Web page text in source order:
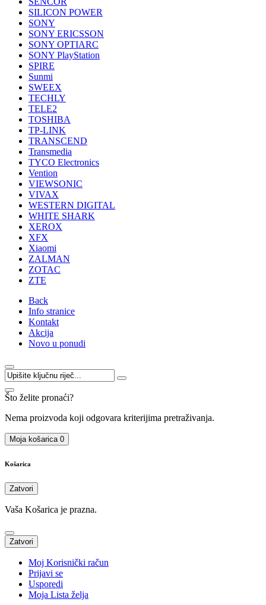
SILICON POWER
SONY
SONY ERICSSON
SONY OPTIARC
SONY PlayStation
SPIRE
Sunmi
SWEEX
TECHLY
TELE2
TOSHIBA
TP-LINK
TRANSCEND
Transmedia
TYCO Electronics
Vention
VIEWSONIC
VIVAX
WESTERN DIGITAL
WHITE SHARK
XEROX
XFX
Xiaomi
ZALMAN
ZOTAC
ZTE
Back
Info stranice
Kontakt
Akcija
Novo u ponudi
Što želite pronaći?
Nema proizvoda koji odgovara kriterijima pretraživanja.
Moja košarica 0
Košarica
Zatvori
Vaša Košarica je prazna.
Zatvori
Moj Korisnički račun
Prijavi se
Usporedi
Moja Lista želja